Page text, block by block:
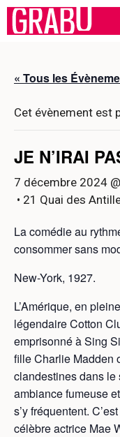
Aller
« Tous les
Cet évènement est
JE N’IRAI
7 décembre 2024
• 21 Quai des
La comédie au
consommer sans
New-York, 1927.
L’Amérique, en
légendaire Cotton
emprisonné à Sing
fille Charlie Madden
clandestines dans le
ambiance fumeuse
s’y fréquentent.
célèbre actrice Mae